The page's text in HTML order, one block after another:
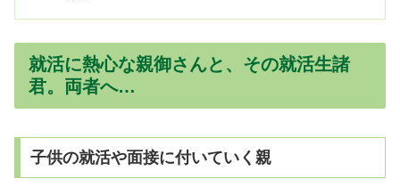
就活に熱心な親御さんと、その就活生諸
君。両者へ…
子供の就活や面接に付いていく親